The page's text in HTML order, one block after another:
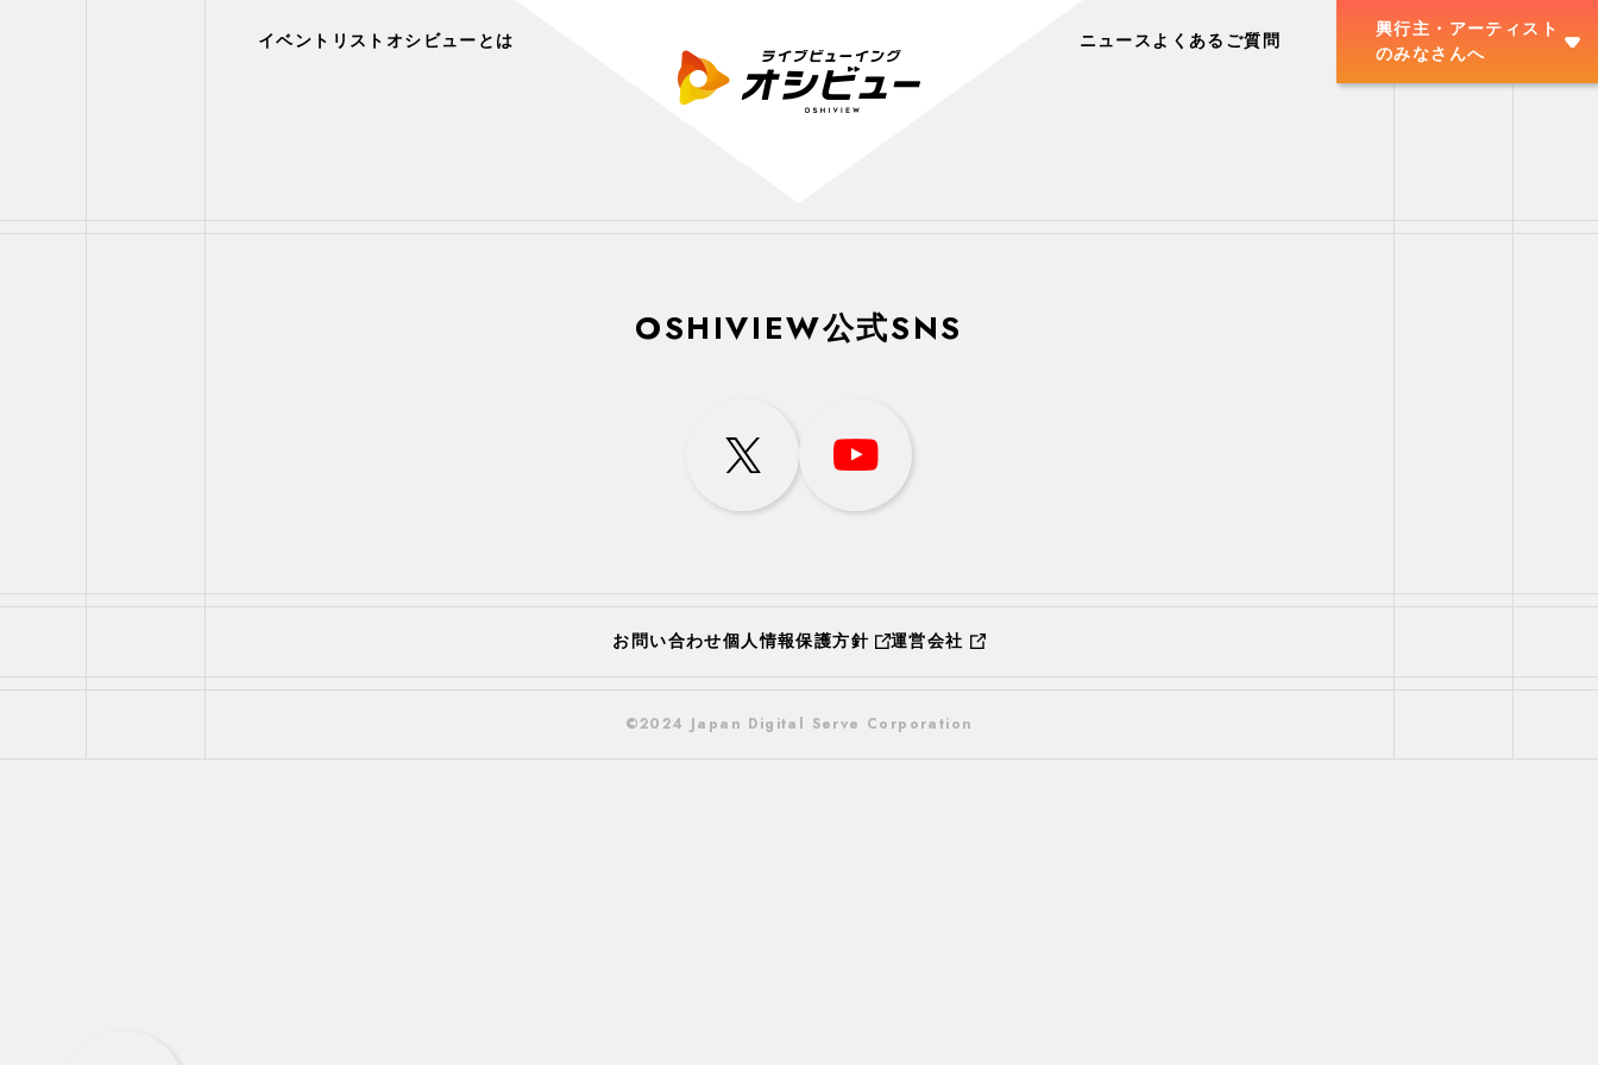
イベントリスト オシビューとは ニュース よくあるご質問
興行主・アーティスト
のみなさんへ
OSHIVIEW公式SNS
お問い合わせ個人情報保護方針 運営会社
©2024 Japan Digital Serve Corporation